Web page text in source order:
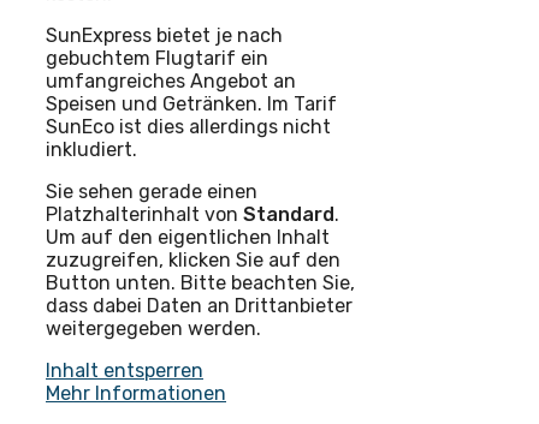
SunExpress bietet je nach
gebuchtem Flugtarif ein
umfangreiches Angebot an
Speisen und Getränken. Im Tarif
SunEco ist dies allerdings nicht
inkludiert.
Sie sehen gerade einen
Platzhalterinhalt von Standard.
Um auf den eigentlichen Inhalt
zuzugreifen, klicken Sie auf den
Button unten. Bitte beachten Sie,
dass dabei Daten an Drittanbieter
weitergegeben werden.
Inhalt entsperren
Mehr Informationen